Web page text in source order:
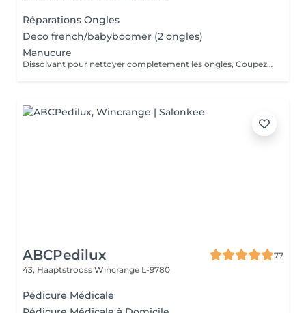
Réparations Ongles
Deco french/babyboomer (2 ongles)
Manucure
Dissolvant pour nettoyer completement les ongles, Coupez et Modelez les ongles avec une lime, Mouillez les mains quelques minutes pour ramollir les cuticules, Pousses les Cuticules avec batone pour repousser doucement vers l'arrière et coupez les excès, Hydratez les Mains avec crème et les cuticules pour maintenir la peau douce, Appliquez une base transparent pour protéger les ongles. Attendez suffisamment de tempos pour sèche.
ABCPedilux
77
43, Haaptstrooss Wincrange L-9780
Pédicure Médicale